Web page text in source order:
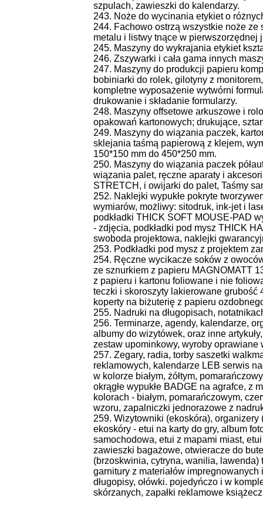
szpulach, zawieszki do kalendarzy.
243. Noże do wycinania etykiet o
244. Fachowo ostrzą wszystkie noże
metalu i listwy tnące w
245. Maszyny do wykrajania etykiet
246. Zszywarki i cała gama innych
247. Maszyny do produkcji papieru
bobiniarki do rolek, gilotyny z
kompletne wyposażenie wytwórni
drukowanie i składanie formularzy.
248. Maszyny offsetowe arkuszowe i
opakowań kartonowych; drukujące,
249. Maszyny do wiązania paczek,
sklejania taśmą papierową z klejem,
150*150 mm do 450*250 mm.
250. Maszyny do wiązania paczek
wiązania palet, ręczne aparaty i
STRETCH, i owijarki do palet, Taśmy
252. Naklejki wypukłe pokryte
wymiarów, możliwy: sitodruk, ink-jet i
podkładki THICK SOFT MOUSE-PAD
- zdjęcia, podkładki pod mysz THICK
swoboda projektowa, naklejki
253. Podkładki pod mysz z projektem
254. Ręczne wycikacze soków z
ze sznurkiem z papieru MAGNOMATT
z papieru i kartonu foliowane i nie
teczki i skoroszyty lakierowane grubość
koperty na biżuterię z papieru
255. Nadruki na długopisach,
256. Terminarze, agendy, kalendarze,
albumy do wizytówek, oraz inne
zestaw upominkowy, wyroby
257. Zegary, radia, torby saszetki
reklamowych, kalendarze LEB serwis
w kolorze białym, żółtym,
okrągłe wypukłe BADGE na agrafce, z
kolorach - białym, pomarańczowym,
wzoru, zapalniczki jednorazowe z
259. Wizytowniki (ekoskóra),
ekoskóry - etui na karty do gry, album
samochodowa, etui z mapami miast,
zawieszki bagażowe, otwieracze do
(brzoskwinia, cytryna, wanilia,
garnitury z materiałów
długopisy, ołówki. pojedyńczo i w
skórzanych, zapałki reklamowe